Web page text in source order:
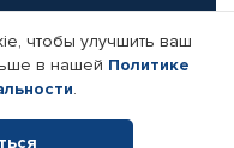
компании
чтобы улучшить ваш
в нашей Политике
.